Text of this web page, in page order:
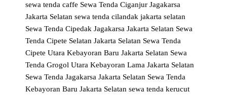
sewa tenda caffe Sewa Tenda Ciganjur Jagakarsa
Jakarta Selatansewa tenda cilandak jakarta selatan
Sewa Tenda Cipedak Jagakarsa Jakarta Selatan Sewa
Tenda Cipete Selatan Jakarta Selatan Sewa Tenda
Cipete Utara Kebayoran Baru Jakarta Selatan Sewa
Tenda Grogol Utara Kebayoran Lama Jakarta Selatan
Sewa Tenda Jagakarsa Jakarta Selatan Sewa Tenda
Kebayoran Baru Jakarta Selatansewa tenda kerucut